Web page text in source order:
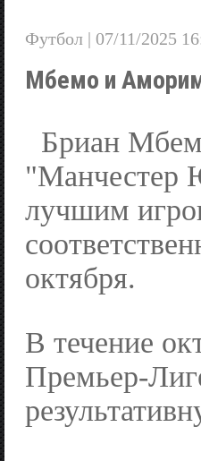
Футбол | 07/11/2025
Мбемо и
Бриан
"Манчестер
лучшим
октября.
В течение
Премьер-